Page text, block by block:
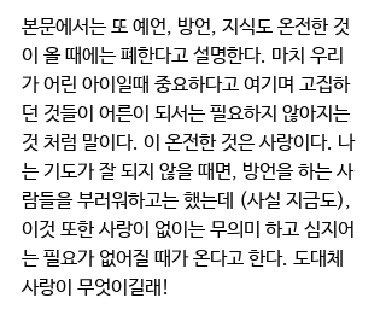
본문에서는 또 예언, 방언, 지식도 온전한 것
이 올 때에는 폐한다고 설명한다. 마치 우리
가 어린 아이일때 중요하다고 여기며 고집하
던 것들이 어른이 되서는 필요하지 않아지는
것 처럼 말이다. 이 온전한 것은 사랑이다. 나
는 기도가 잘 되지 않을 때면, 방언을 하는 사
람들을 부러워하고는 했는데 (사실 지금도),
이것 또한 사랑이 없이는 무의미 하고 심지어
는 필요가 없어질 때가 온다고 한다. 도대체
사랑이 무엇이길래!